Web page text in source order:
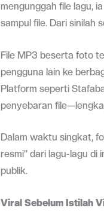
mengunggah file lagu,
sampul file. Dari sinilah
File MP3 beserta foto
pengguna lain ke
Platform seperti
penyebaran
Dalam waktu singkat,
resmi” dari lagu-lagu di
publik.
Viral Sebelum Istilah